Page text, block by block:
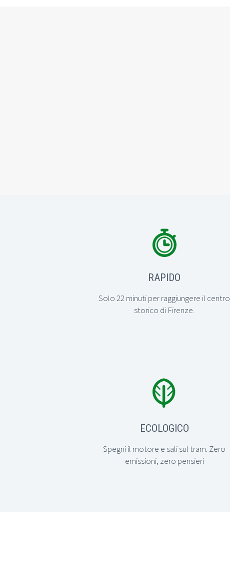


RAPIDO
Solo 22 minuti per raggiungere il centro
storico di Firenze.


ECOLOGICO
Spegni il motore e sali sul tram. Zero
emissioni, zero pensieri